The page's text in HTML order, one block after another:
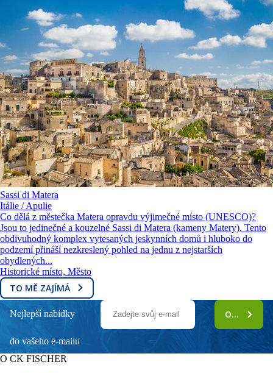
Sassi di Matera
Itálie / Apulie
Co dělá z městečka Matera opravdu výjimečné místo (UNESCO)?
Jsou to jedinečné a kouzelné Sassi di Matera (kameny Matery). Tento
obdivuhodný komplex vytesaných jeskynních domů i hluboko do
podzemí přináší nezkreslený pohled na jednu z nejstarších
obydlených...
Historické místo, Město
TO MĚ ZAJÍMÁ
Nejlepší nabídky
do vašeho e-mailu
ODEBÍRAT
O CK FISCHER